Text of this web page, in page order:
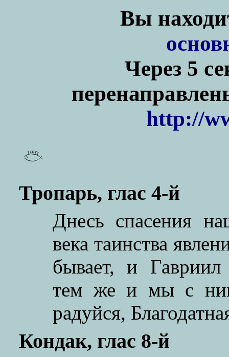
Вы
Через 5
http://
Тропарь, глас 4-й
Днесь спасения
века таинства
бывает, и Гавриил
тем же и мы с
радуйся,
Кондак, глас 8-й